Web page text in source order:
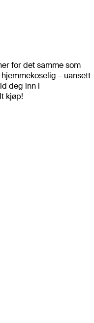
for det samme som
– uansett
deg inn i
kjøp!